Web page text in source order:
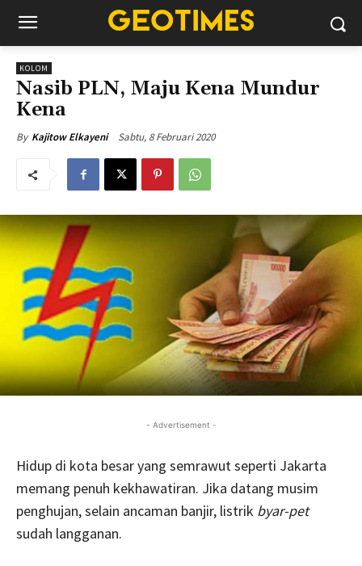
KOLOM
Nasib PLN, Maju Kena Mundur
Kena
By Kajitow Elkayeni Sabtu, 8 Februari 2020
- Advertisement -
Hidup di kota besar yang semrawut seperti Jakarta
memang penuh kekhawatiran. Jika datang musim
penghujan, selain ancaman banjir, listrik byar-pet
sudah langganan.